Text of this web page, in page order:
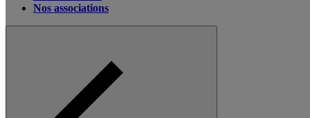
Nos associations